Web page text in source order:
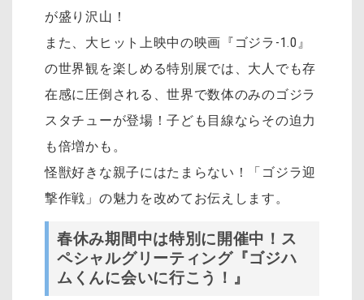
が盛り沢山！
また、大ヒット上映中の映画『ゴジラ-1.0』
の世界観を楽しめる特別展では、大人でも存
在感に圧倒される、世界で数体のみのゴジラ
スタチューが登場！子ども目線ならその迫力
も倍増かも。
怪獣好きな親子にはたまらない！「ゴジラ迎
撃作戦」の魅力を改めてお伝えします。
春休み期間中は特別に開催中！ス
ペシャルグリーティング『ゴジハ
ムくんに会いに行こう！』